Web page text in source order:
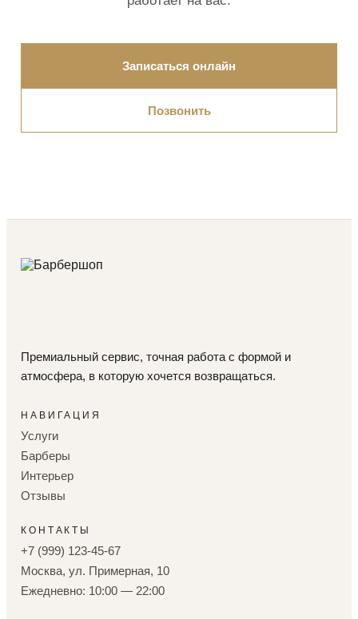
Записаться онлайн
Позвонить
Премиальный сервис, точная работа с формой и
атмосфера, в которую хочется возвращаться.
НАВИГАЦИЯ
Услуги
Барберы
Интерьер
Отзывы
КОНТАКТЫ
+7 (999) 123-45-67
Москва, ул. Примерная, 10
Ежедневно: 10:00 — 22:00